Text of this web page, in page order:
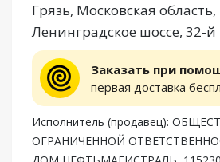
Грязь, Московская область,
Ленинградское шоссе, 32-й
Заказать при
первая доставка
Исполнитель (продавец):
ОГРАНИЧЕННОЙ